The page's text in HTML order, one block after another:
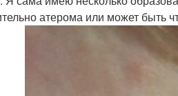
атерома или может быть